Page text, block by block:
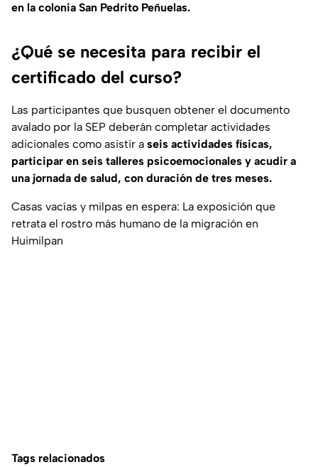
en la colonia San Pedrito Peñuelas.
¿Qué se necesita para recibir el
certificado del curso?
Las participantes que busquen obtener el documento
avalado por la SEP deberán completar actividades
adicionales como asistir a seis actividades físicas,
participar en seis talleres psicoemocionales y acudir a
una jornada de salud, con duración de tres meses.
Casas vacías y milpas en espera: La exposición que
retrata el rostro más humano de la migración en
Huimilpan
Tags relacionados